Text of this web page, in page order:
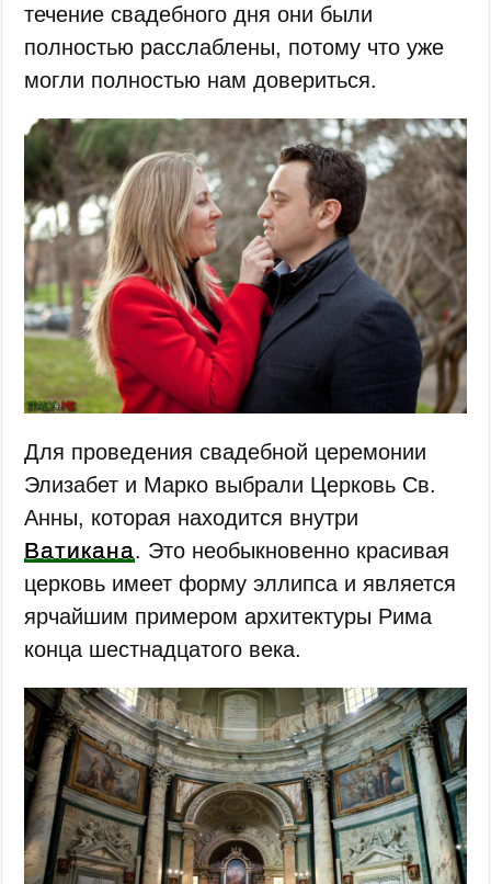
течение свадебного дня они были
полностью расслаблены, потому что уже
могли полностью нам довериться.
Для проведения свадебной церемонии
Элизабет и Марко выбрали Церковь Св.
Анны, которая находится внутри
Ватикана. Это необыкновенно красивая
церковь имеет форму эллипса и является
ярчайшим примером архитектуры Рима
конца шестнадцатого века.